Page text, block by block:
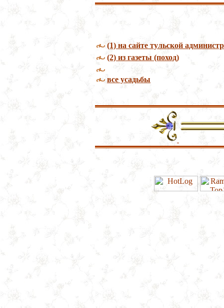
(1) на сайте тульской
(2) из газеты (поход)
все усадьбы